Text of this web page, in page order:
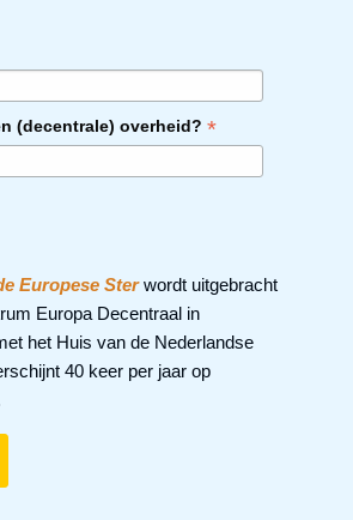
(decentrale) overheid? *
Europese Sterwordt uitgebracht
Europa Decentraal in
het Huis van de Nederlandse
40 keer per jaar op